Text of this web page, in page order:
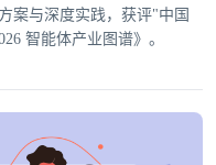
案与深度实践，获评"中国
智能体产业图谱》。